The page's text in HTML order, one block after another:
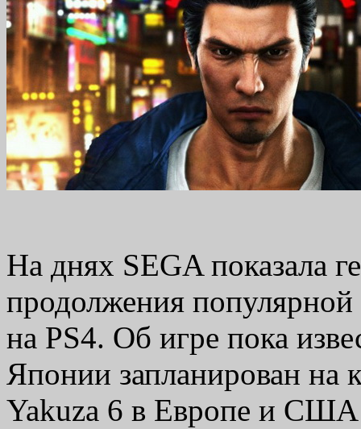
На днях SEGA показала
продолжения популярной
на PS4. Об игре пока
Японии запланирован на
Yakuza 6 в Европе и